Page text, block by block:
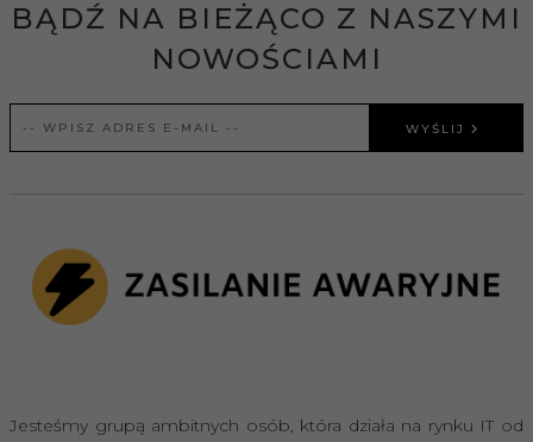
BĄDŹ NA BIEŻĄCO Z NASZYMI
NOWOŚCIAMI
WYŚLIJ
Jesteśmy grupą ambitnych osób, która działa na rynku IT od